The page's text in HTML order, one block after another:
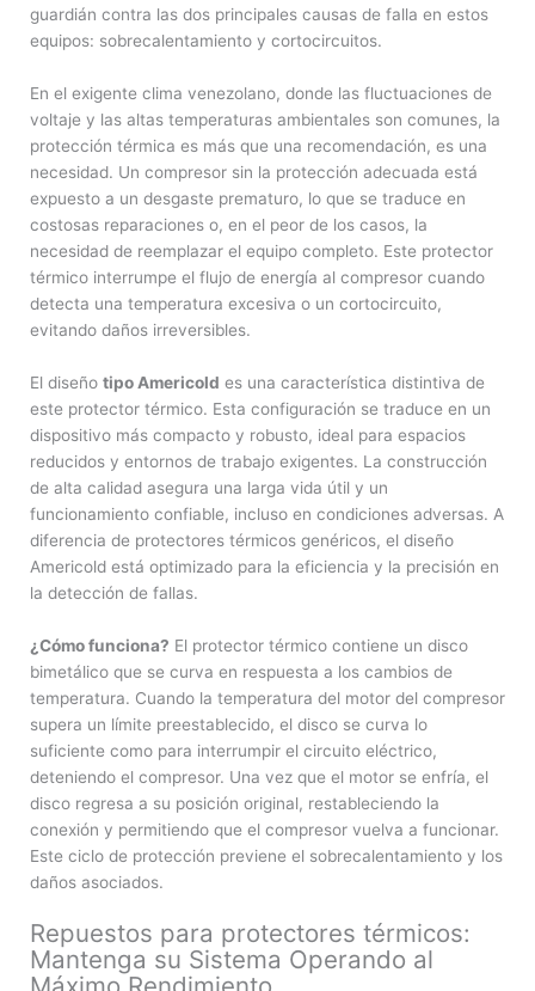
guardián contra las dos principales causas de falla en estos
equipos: sobrecalentamiento y cortocircuitos.
En el exigente clima venezolano, donde las fluctuaciones de
voltaje y las altas temperaturas ambientales son comunes, la
protección térmica es más que una recomendación, es una
necesidad. Un compresor sin la protección adecuada está
expuesto a un desgaste prematuro, lo que se traduce en
costosas reparaciones o, en el peor de los casos, la
necesidad de reemplazar el equipo completo. Este protector
térmico interrumpe el flujo de energía al compresor cuando
detecta una temperatura excesiva o un cortocircuito,
evitando daños irreversibles.
El diseño tipo Americold es una característica distintiva de
este protector térmico. Esta configuración se traduce en un
dispositivo más compacto y robusto, ideal para espacios
reducidos y entornos de trabajo exigentes. La construcción
de alta calidad asegura una larga vida útil y un
funcionamiento confiable, incluso en condiciones adversas. A
diferencia de protectores térmicos genéricos, el diseño
Americold está optimizado para la eficiencia y la precisión en
la detección de fallas.
¿Cómo funciona? El protector térmico contiene un disco
bimetálico que se curva en respuesta a los cambios de
temperatura. Cuando la temperatura del motor del compresor
supera un límite preestablecido, el disco se curva lo
suficiente como para interrumpir el circuito eléctrico,
deteniendo el compresor. Una vez que el motor se enfría, el
disco regresa a su posición original, restableciendo la
conexión y permitiendo que el compresor vuelva a funcionar.
Este ciclo de protección previene el sobrecalentamiento y los
daños asociados.
Repuestos para protectores térmicos:
Mantenga su Sistema Operando al